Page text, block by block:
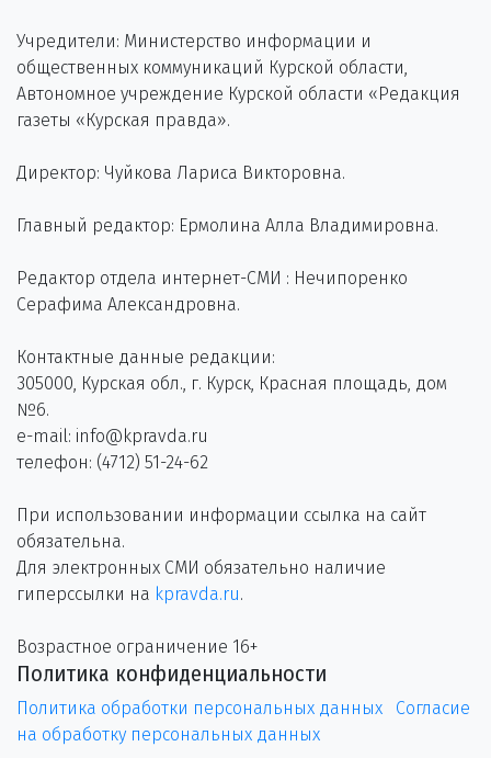
Учредители: Министерство информации и
общественных коммуникаций Курской области,
Автономное учреждение Курской области «Редакция
газеты «Курская правда».
Директор: Чуйкова Лариса Викторовна.
Главный редактор: Ермолина Алла Владимировна.
Редактор отдела интернет-СМИ : Нечипоренко
Серафима Александровна.
Контактные данные редакции:
305000, Курская обл., г. Курск, Красная площадь, дом
№6.
e-mail: info@kpravda.ru
телефон: (4712) 51-24-62
При использовании информации ссылка на сайт
обязательна.
Для электронных СМИ обязательно наличие
гиперссылки на kpravda.ru.
Возрастное ограничение 16+
Политика конфиденциальности
Политика обработки персональных данных
Согласие
на обработку персональных данных